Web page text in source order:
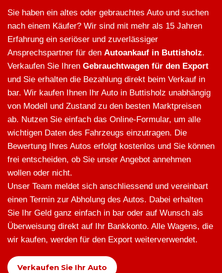
Sie haben ein altes oder gebrauchtes Auto und suchen
nach einem Käufer? Wir sind mit mehr als 15 Jahren
Erfahrung ein seriöser und zuverlässiger
Ansprechspartner für den Autoankauf in Buttisholz.
Verkaufen Sie Ihren Gebrauchtwagen für den Export
und Sie erhalten die Bezahlung direkt beim Verkauf in
bar. Wir kaufen Ihnen Ihr Auto in Buttisholz unabhängig
von Modell und Zustand zu den besten Marktpreisen
ab. Nutzen Sie einfach das Online-Formular, um alle
wichtigen Daten des Fahrzeugs einzutragen. Die
Bewertung Ihres Autos erfolgt kostenlos und Sie können
frei entscheiden, ob Sie unser Angebot annehmen
wollen oder nicht.
Unser Team meldet sich anschliessend und vereinbart
einen Termin zur Abholung des Autos. Dabei erhalten
Sie Ihr Geld ganz einfach in bar oder auf Wunsch als
Überweisung direkt auf Ihr Bankkonto. Alle Wagens, die
wir kaufen, werden für den Export weiterverwendet.
Verkaufen Sie Ihr Auto